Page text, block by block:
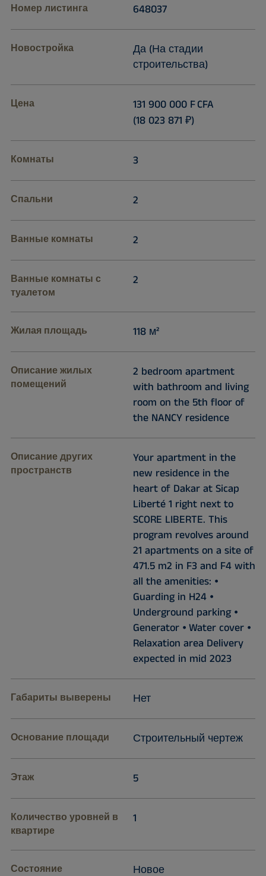
Номер листинга 648037
Новостройка
Да (На стадии
строительства)
Цена
131 900 000 F CFA
(18 023 871 ₽)
Комнаты 3
Спальни 2
Ванные комнаты 2
Ванные комнаты с
туалетом
2
Жилая площадь 118 м²
Описание жилых
помещений
2 bedroom apartment
with bathroom and living
room on the 5th floor of
the NANCY residence
Описание других
пространств
Your apartment in the
new residence in the
heart of Dakar at Sicap
Liberté 1 right next to
SCORE LIBERTE. This
program revolves around
21 apartments on a site of
471.5 m2 in F3 and F4 with
all the amenities: ⦁
Guarding in H24 ⦁
Underground parking ⦁
Generator ⦁ Water cover ⦁
Relaxation area Delivery
expected in mid 2023
Габариты выверены Нет
Основание площади Строительный чертеж
Этаж 5
Количество уровней в
квартире
1
Состояние Новое